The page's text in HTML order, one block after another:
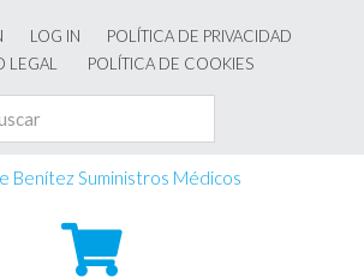
LOG IN
POLÍTICA DE PRIVACIDAD
LEGAL
POLÍTICA DE COOKIES